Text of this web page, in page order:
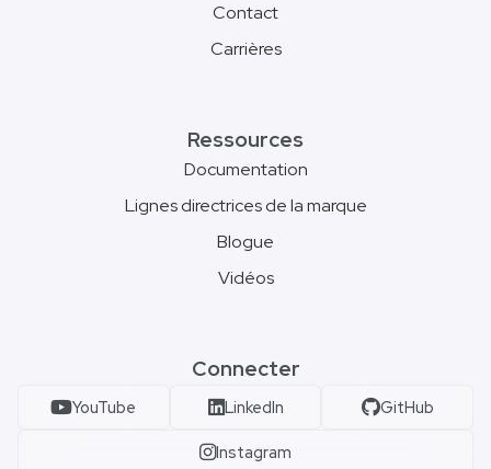
Contact
Carrières
Ressources
Documentation
Lignes directrices de la marque
Blogue
Vidéos
Connecter
YouTube LinkedIn GitHub
Instagram